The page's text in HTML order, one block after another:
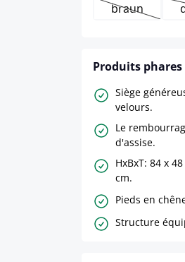
braun
(Cette
Produits phares
Siège
velours.
Le
d'assise.
HxBxT: 84 x
cm.
Pieds en
Structure